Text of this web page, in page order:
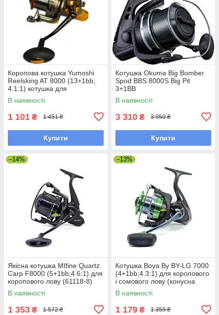
Коропова котушка Yumoshi
Reelsking AT 8000 (13+1bb;
4.1:1) котушка для
коропового лову, конусна
шпуля
В наявності
1 101 ₴ 1 451 ₴
Купити
Котушка Okuma Big Bomber
Spod BBS 8000S Big Pit
3+1BB
В наявності
3 310 ₴ 3 950 ₴
Купити
–14%
Якісна котушка MIfine Quartz
Carp F8000 (5+1bb;4.6:1) для
коропового лову (61118-8)
В наявності
1 353 ₴ 1 572 ₴
–13%
Котушка Boya By BY-LG 7000
(4+1bb;4.3:1) для коропового
і сомового лову (конусна
шпуля)
В наявності
1 179 ₴ 1 359 ₴